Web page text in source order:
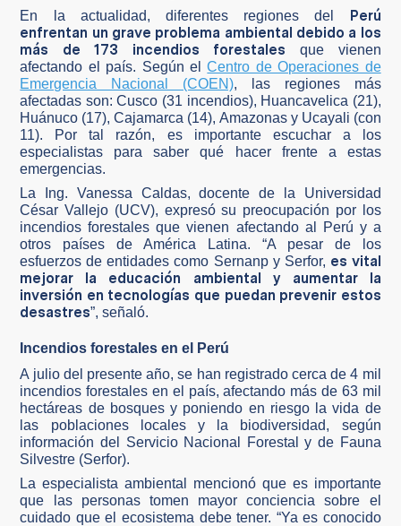
En la actualidad, diferentes regiones del Perú
enfrentan un grave problema ambiental debido a los
más de 173 incendios forestales que vienen
afectando el país. Según elCentro de Operaciones de
Emergencia Nacional (COEN), las regiones más
afectadas son: Cusco (31 incendios), Huancavelica (21),
Huánuco (17), Cajamarca (14), Amazonas y Ucayali (con
11). Por tal razón, es importante escuchar a los
especialistas para saber qué hacer frente a estas
emergencias.
La Ing. Vanessa Caldas, docente de la Universidad
César Vallejo (UCV), expresó su preocupación por los
incendios forestales que vienen afectando al Perú y a
otros países de América Latina. “A pesar de los
esfuerzos de entidades como Sernanp y Serfor, es vital
mejorar la educación ambiental y aumentar la
inversión en tecnologías que puedan prevenir estos
desastres”, señaló.
Incendios forestales en el Perú
A julio del presente año, se han registrado cerca de 4 mil
incendios forestales en el país, afectando más de 63 mil
hectáreas de bosques y poniendo en riesgo la vida de
las poblaciones locales y la biodiversidad, según
información del Servicio Nacional Forestal y de Fauna
Silvestre (Serfor).
La especialista ambiental mencionó que es importante
que las personas tomen mayor conciencia sobre el
cuidado que el ecosistema debe tener. “Ya es conocido